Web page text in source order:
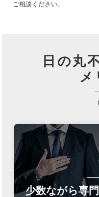
ご相談ください。
日の丸
メ
少数ながら専